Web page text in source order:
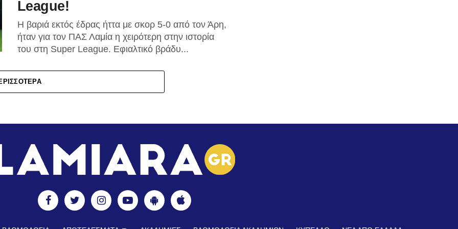
League!
Η βαριά εκτός έδρας ήττα με σκορ 5-0 από τον Άρη,
ήταν για τον ΠΑΣ Λαμία η χειρότερη στην ιστορία
του στη Super League. Eφιαλτικό βράδυ...